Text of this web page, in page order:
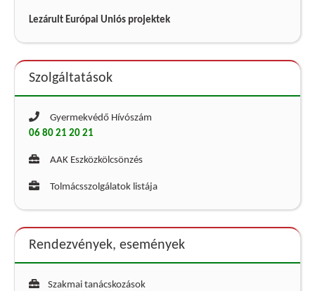
Lezárult Európai Uniós projektek
Szolgáltatások
Gyermekvédő Hívószám
06 80 21 20 21
AAK Eszközkölcsönzés
Tolmácsszolgálatok listája
Rendezvények, események
Szakmai tanácskozások